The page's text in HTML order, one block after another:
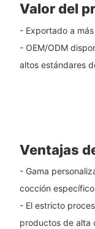
Valor del
- Exportado a
- OEM/ODM
altos estándares
Ventajas
- Gama
cocción
- El estricto
productos de alta